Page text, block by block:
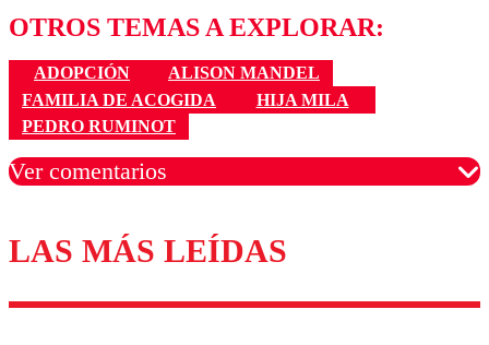
OTROS TEMAS A EXPLORAR:
ADOPCIÓN
ALISON MANDEL
FAMILIA DE ACOGIDA
HIJA MILA
PEDRO RUMINOT
Ver comentarios
Los comentarios son moderados para garantizar un
diálogo respetuoso.
LAS MÁS LEÍDAS